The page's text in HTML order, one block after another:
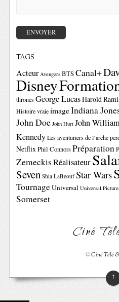
TAGS
Acteur Avengers BTSCanal+
Disney
thrones George LucasHarold
Histoire vraie imageIndiana
John Doe John Hurt John
Kennedy Les aventuriers de l’arche
NetflixPhil ConnorsPréparation
ZemeckisRéalisateur
Seven Shia LaBeouf Star Wars
TournageUniversal Universal
Somerset
Ciné
©Ciné Télé
↑